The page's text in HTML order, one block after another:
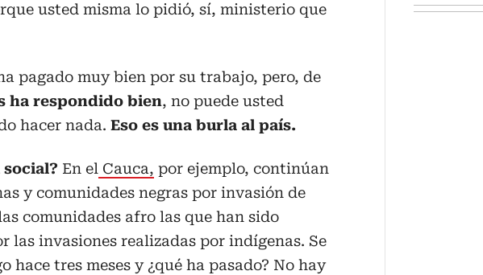
usted misma lo pidió, sí, ministerio que
pagado muy bien por su trabajo, pero, de
ha respondido bien, no puede usted
hacer nada. Eso es una burla al país.
social? En el Cauca, por ejemplo, continúan
y comunidades negras por invasión de
comunidades afro las que han sido
las invasiones realizadas por indígenas. Se
hace tres meses y ¿qué ha pasado? No hay